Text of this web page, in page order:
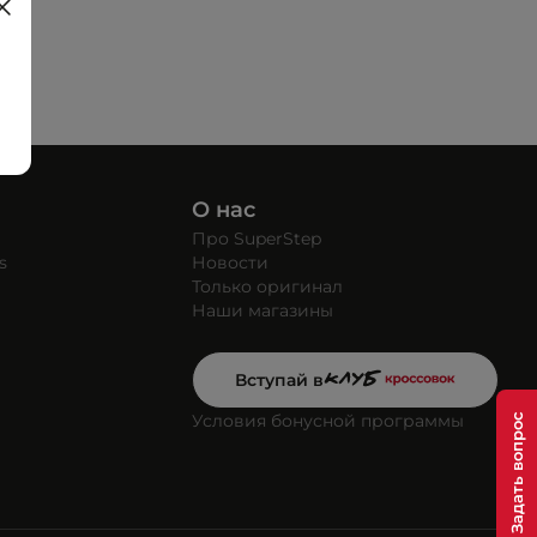
О нас
Про SuperStep
Новости
Только оригинал
Наши магазины
Вступай в
Условия бонусной программы